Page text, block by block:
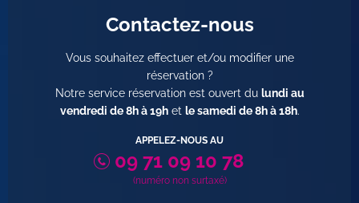
Contactez-nous
Vous souhaitez effectuer et/ou modifier une
réservation ?
Notre service réservation est ouvert du lundi au
vendredi de 8h à 19het le samedi de 8h à 18h.
APPELEZ-NOUS AU
09 71 09 10 78
(numéro non surtaxé)